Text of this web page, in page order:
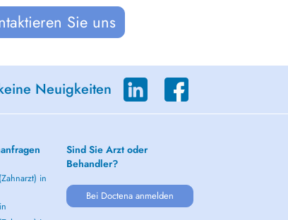
Sie uns
Neuigkeiten
in
Sind Sie Arzt oder
Behandler?
Bei Doctena anmelden